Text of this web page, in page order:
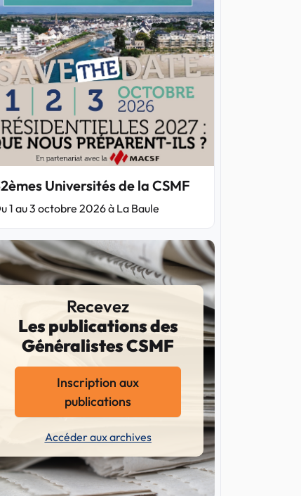
Universités de la CSMF
1 au 3 octobre 2026 à La Baule
Recevez
Les publications des
Généralistes CSMF
Inscription aux
publications
Accéder aux archives